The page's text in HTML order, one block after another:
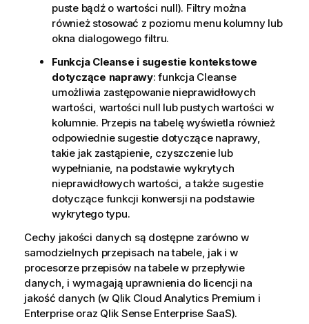
puste bądź o wartości null). Filtry można
również stosować z poziomu menu kolumny lub
okna dialogowego filtru.
Funkcja Cleanse i sugestie kontekstowe
dotyczące naprawy: funkcja Cleanse
umożliwia zastępowanie nieprawidłowych
wartości, wartości null lub pustych wartości w
kolumnie. Przepis na tabelę wyświetla również
odpowiednie sugestie dotyczące naprawy,
takie jak zastąpienie, czyszczenie lub
wypełnianie, na podstawie wykrytych
nieprawidłowych wartości, a także sugestie
dotyczące funkcji konwersji na podstawie
wykrytego typu.
Cechy jakości danych są dostępne zarówno w
samodzielnych przepisach na tabele, jak i w
procesorze przepisów na tabele w przepływie
danych, i wymagają uprawnienia do licencji na
jakość danych (w Qlik Cloud Analytics Premium i
Enterprise oraz Qlik Sense Enterprise SaaS).